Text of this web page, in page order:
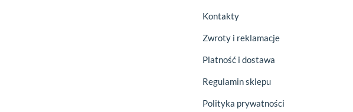
Kontakty
Zwroty i reklamacje
Platność i dostawa
Regulamin sklepu
Polityka prywatności